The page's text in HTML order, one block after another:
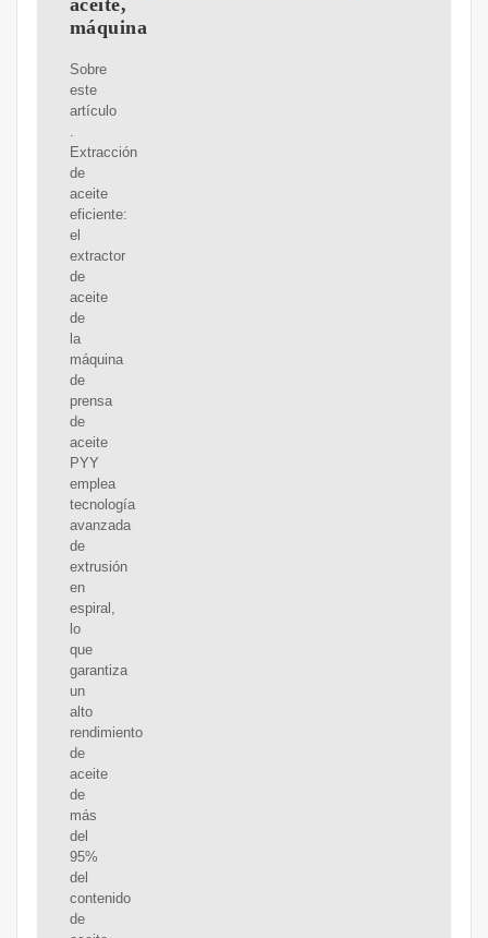
aceite,
máquina
Sobre
este
artículo
.
Extracción
de
aceite
eficiente:
el
extractor
de
aceite
de
la
máquina
de
prensa
de
aceite
PYY
emplea
tecnología
avanzada
de
extrusión
en
espiral,
lo
que
garantiza
un
alto
rendimiento
de
aceite
de
más
del
95%
del
contenido
de